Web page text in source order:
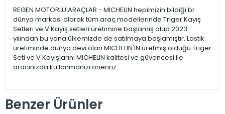
REGEN MOTORLU ARAÇLAR - MICHELIN hepimizin bildiği br
dünya markası olarak tüm araç modellerinde Triger Kayış
Setleri ve V Kayış setleri üretimine başlamış olup 2023
yılından bu yana ülkemizde de satılmaya başlamıştır. Lastik
üretiminde dünya devi olan MICHELIN'IN üretmiş olduğu Triger
Seti ve V Kayışlarını MICHELIN kalitesi ve güvencesi ile
aracınızda kullanmanızı öneririz.
Benzer Ürünler